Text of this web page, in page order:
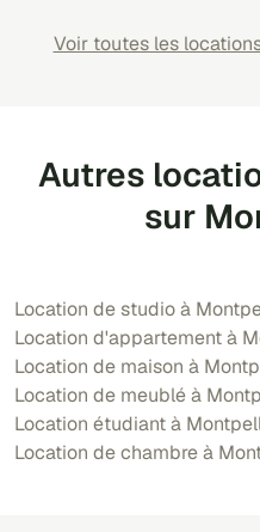
Voir toutes les
Autres
sur
Location de studio à
Location d'appartement à
Location de maison à
Location de meublé à
Location étudiant à
Location de chambre à